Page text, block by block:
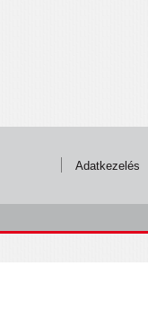
Adatkezelés